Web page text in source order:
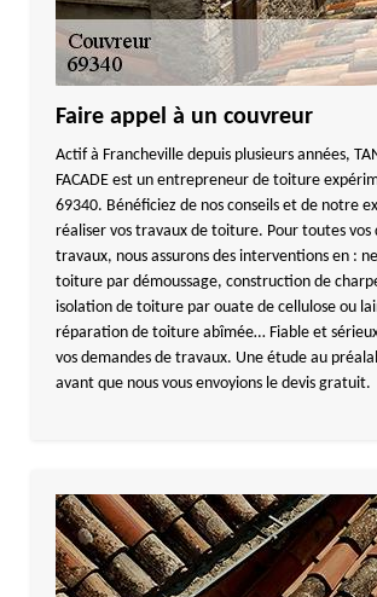
Faire appel à un couvreur
Actif à Francheville depuis plusieurs années,
FACADE est un entrepreneur de toiture
69340. Bénéficiez de nos conseils et de notre
réaliser vos travaux de toiture. Pour toutes vos
travaux, nous assurons des interventions en :
toiture par démoussage, construction de
isolation de toiture par ouate de cellulose ou
réparation de toiture abîmée… Fiable et
vos demandes de travaux. Une étude au
avant que nous vous envoyions le devis gratuit.